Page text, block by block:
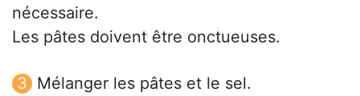
nécessaire.
Les pâtes doivent être onctueuses.
Mélanger les pâtes et le sel.